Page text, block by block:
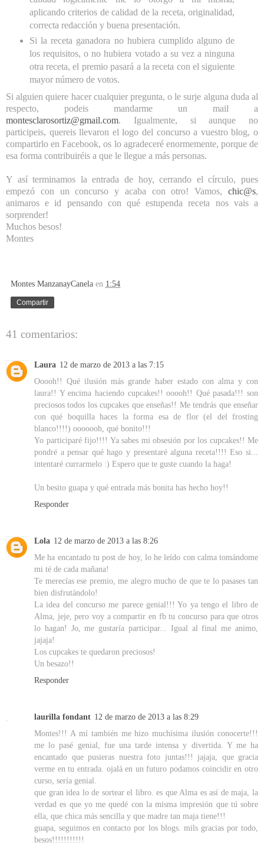
aplicando criterios de calidad de la receta, originalidad,
correcta redacción y buena presentación.
Si la receta ganadora no hubiera cumplido alguno de
los requisitos, o no hubiera votado a su vez a ninguna
otra receta, el premio pasará a la receta con el siguiente
mayor número de votos.
Si alguien quiere hacer cualquier pregunta, o le surje alguna duda al
respecto, podeis mandarme un mail a
montesclarosortiz@gmail.com. Igualmente, si aunque no
participeis, quereis llevaron el logo del concurso a vuestro blog, o
compartirlo en Facebook, os lo agradeceré enormemente, porque de
esa forma contribuiréis a que le llegue a más personas.
Y así terminamos la entrada de hoy, cerrando el círculo, pues
empezó con un concurso y acaba con otro! Vamos, chic@s,
animaros e id pensando con qué estupenda receta nos vais a
sorprender!
Muchos besos!
Montes
Montes ManzanayCanela en 1:54
Compartir
41 comentarios:
Laura 12 de marzo de 2013 a las 7:15
Ooooh!! Qué ilusión más grande haber estado con alma y con
laura!! Y encima haciendo cupcakes!! ooooh!! Qué pasada!!! son
preciosos todos los cupcakes que enseñas!! Me tendrás que enseñar
con qué boquilla haces la forma esa de flor (el del frosting
blanco!!!!) ooooooh, qué bonito!!!
Yo participaré fijo!!!! Ya sabes mi obsesión por los cupcakes!! Me
pondré a pensar qué hago y presentaré alguna receta!!!! Eso si...
intentaré currarmelo :) Espero que te guste cuando la haga!
Un besito guapa y qué entrada más bonita has hecho hoy!!
Responder
Lola 12 de marzo de 2013 a las 8:26
Me ha encantado tu post de hoy, lo he leído con calma tomándome
mi té de cada mañana!
Te merecías ese premio, me alegro mucho de que te lo pasases tan
bien disfrutándolo!
La idea del concurso me parece genial!!! Yo ya tengo el libro de
Alma, jeje, pero voy a compartir en fb tu concurso para que otros
lo hagan! Jo, me gustaría participar... Igual al final me animo,
jajaja!
Los cupcakes te quedaron preciosos!
Un besazo!!
Responder
laurilla fondant 12 de marzo de 2013 a las 8:29
Montes!!! A mí también me hizo muchísima ilusión conocerte!!!
me lo pasé genial, fue una tarde intensa y divertida. Y me ha
encantado que pusieras nuestra foto juntas!!! jajaja, que gracia
verme en tu entrada. ojalá en un futuro podamos coincidir en otro
curso, sería genial.
que gran idea lo de sortear el libro. es que Alma es así de maja, la
verdad es que yo me quedé con la misma impresión que tú sobre
ella, que chica más sencilla y que madre tan maja tiene!!!
guapa, seguimos en contacto por los blogs. mils gracias por todo,
besos!!!!!!!!!!!